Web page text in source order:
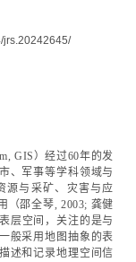
jrs.20242645/
GIS）经过60年的发
、军事等学科领域与
源与采矿、灾害与应
（邵全琴, 2003; 龚健
层空间，关注的是与
般采用地图抽象的表
述和记录地理空间信